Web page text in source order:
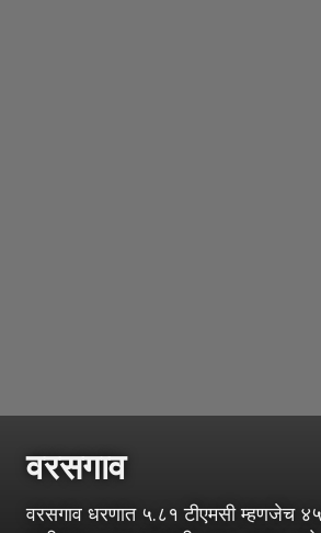
वरसगाव
वरसगाव धरणात ५.८१ टीएमसी म्हणजेच